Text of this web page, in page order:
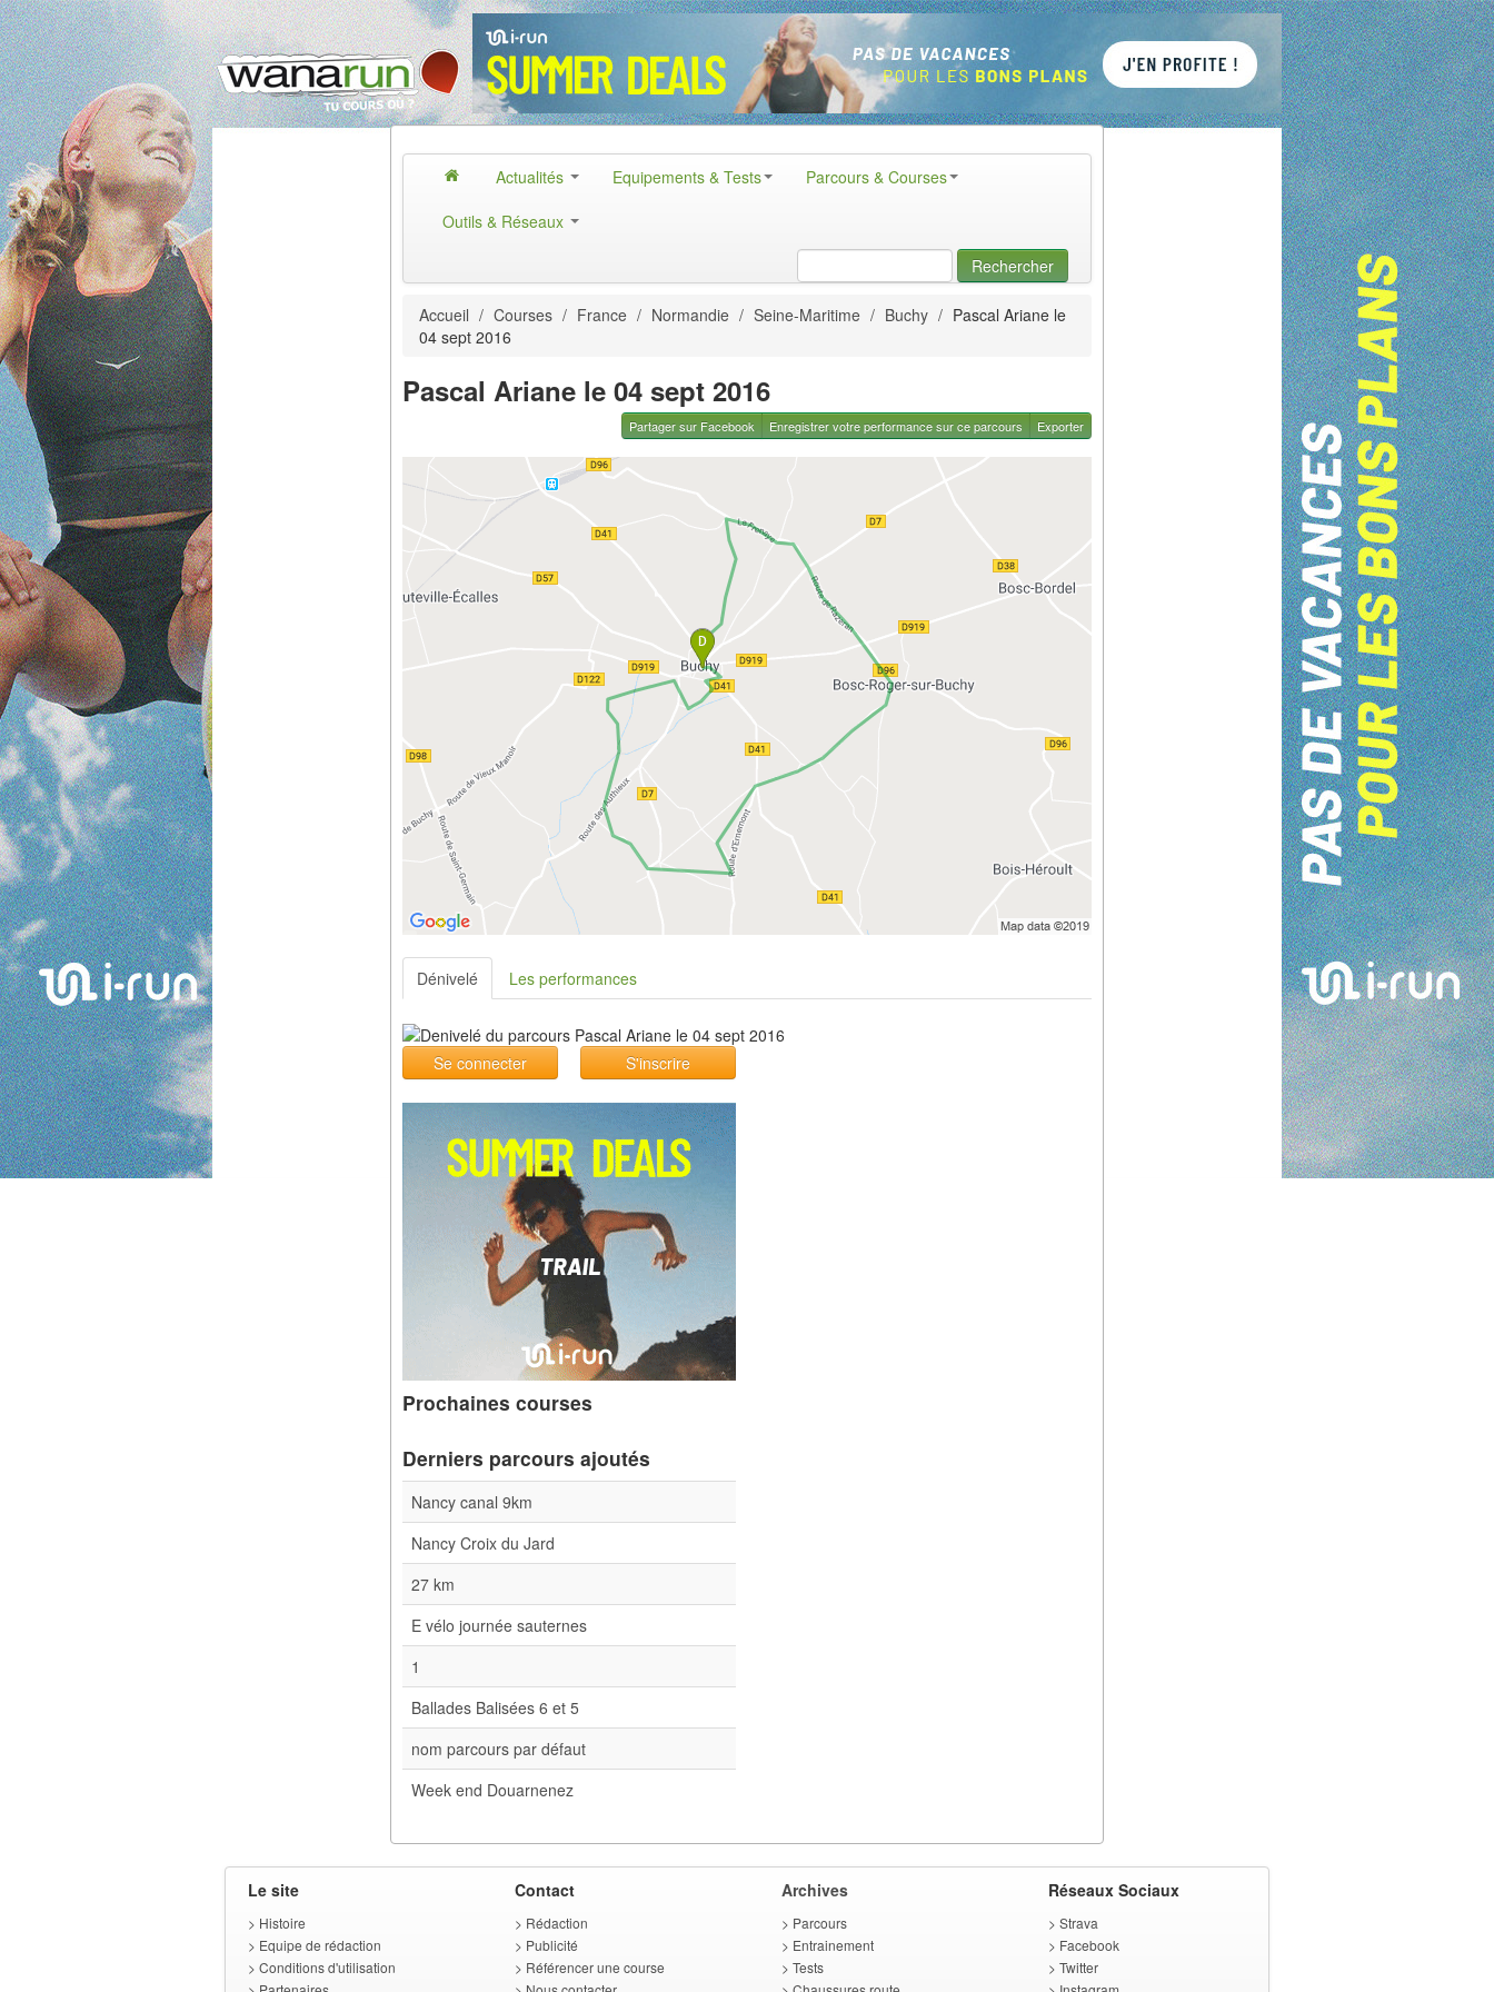
Actualités Equipements & Tests
Parcours & Courses
Outils & Réseaux
Rechercher
Accueil / Courses / France / Normandie / Seine-Maritime / Buchy / Pascal Ariane le
04 sept 2016
Pascal Ariane le 04 sept 2016
Partager sur Facebook Enregistrer votre performance sur ce parcours Exporter
Dénivelé Les performances
Se connecter S'inscrire
Prochaines courses
Derniers parcours ajoutés
Nancy canal 9km
Nancy Croix du Jard
27 km
E vélo journée sauternes
1
Ballades Balisées 6 et 5
nom parcours par défaut
Week end Douarnenez
Le site
> Histoire
> Equipe de rédaction
> Conditions d'utilisation
Contact
> Rédaction
> Publicité
> Référencer une course
Archives
> Parcours
> Entrainement
> Tests
Réseaux Sociaux
> Strava
> Facebook
> Twitter